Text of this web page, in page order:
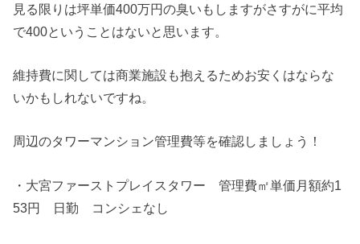
見る限りは坪単価400万円の臭いもしますがさすがに平均
で400ということはないと思います。
維持費に関しては商業施設も抱えるためお安くはならな
いかもしれないですね。
周辺のタワーマンション管理費等を確認しましょう！
・大宮ファーストプレイスタワー 管理費㎡単価月額約1
53円 日勤 コンシェなし